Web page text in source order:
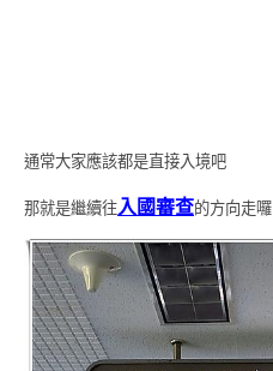
通常大家應該都是直接入境吧
那就是繼續往入國審查的方向走囉